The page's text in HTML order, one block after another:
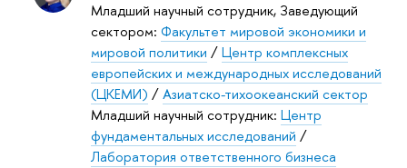
Младший научный сотрудник, Заведующий
сектором: Факультет мировой экономики и
мировой политики /Центр комплексных
европейских и международных исследований
(ЦКЕМИ) /Азиатско-тихоокеанский сектор
Младший научный сотрудник: Центр
фундаментальных исследований /
Лаборатория ответственного бизнеса